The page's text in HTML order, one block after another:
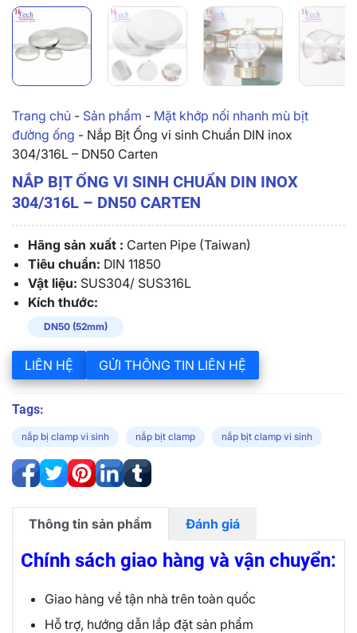
Trang chủ - Sản phẩm - Mặt khớp nối nhanh mù bịt
đường ống - Nắp Bịt Ống vi sinh Chuẩn DIN inox
304/316L – DN50 Carten
NẮP BỊT ỐNG VI SINH CHUẨN DIN INOX
304/316L – DN50 CARTEN
Hãng sản xuất : Carten Pipe (Taiwan)
Tiêu chuẩn: DIN 11850
Vật liệu: SUS304/ SUS316L
Kích thước:
DN50 (52mm)
LIÊN HỆ GỬI THÔNG TIN LIÊN HỆ
Tags:
nắp bị clamp vi sinh nắp bịt clamp nắp bịt clamp vi sinh
Thông tin sản phẩm Đánh giá
Chính sách giao hàng và vận chuyển:
Giao hàng về tận nhà trên toàn quốc
Hỗ trợ, hướng dẫn lắp đặt sản phẩm